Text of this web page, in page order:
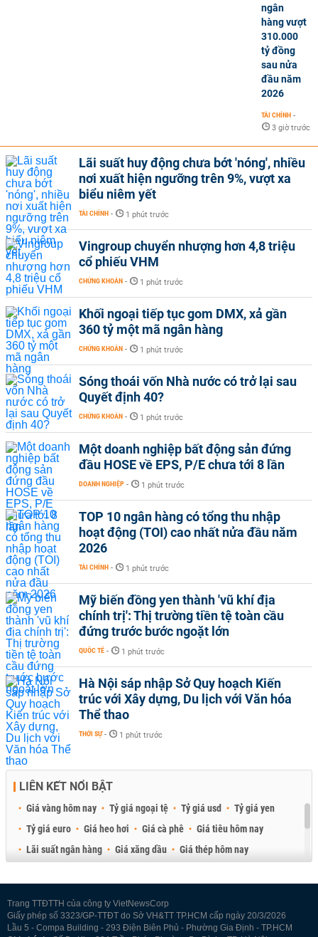
ngân
hàng vượt
310.000
tỷ đồng
sau nửa
đầu năm
2026
TÀI CHÍNH -
3 giờ trước
Lãi suất huy động chưa bớt 'nóng', nhiều
nơi xuất hiện ngưỡng trên 9%, vượt xa
biểu niêm yết
TÀI CHÍNH - 1 phút trước
Vingroup chuyển nhượng hơn 4,8 triệu
cổ phiếu VHM
CHỨNG KHOÁN - 1 phút trước
Khối ngoại tiếp tục gom DMX, xả gần
360 tỷ một mã ngân hàng
CHỨNG KHOÁN - 1 phút trước
Sóng thoái vốn Nhà nước có trở lại sau
Quyết định 40?
CHỨNG KHOÁN - 1 phút trước
Một doanh nghiệp bất động sản đứng
đầu HOSE về EPS, P/E chưa tới 8 lần
DOANH NGHIỆP - 1 phút trước
TOP 10 ngân hàng có tổng thu nhập
hoạt động (TOI) cao nhất nửa đầu năm
2026
TÀI CHÍNH - 1 phút trước
Mỹ biến đồng yen thành 'vũ khí địa
chính trị': Thị trường tiền tệ toàn cầu
đứng trước bước ngoặt lớn
QUỐC TẾ - 1 phút trước
Hà Nội sáp nhập Sở Quy hoạch Kiến
trúc với Xây dựng, Du lịch với Văn hóa
Thể thao
THỜI SỰ - 1 phút trước
LIÊN KẾT NỔI BẬT
Giá vàng hôm nay Tỷ giá ngoại tệ Tỷ giá usd
Tỷ giá yen
Tỷ giá euro
Giá heo hơi Giá cà phê
Giá tiêu hôm nay
Lãi suất ngân hàng
Giá xăng dầu
Giá thép hôm nay
Trang TTĐTTH của công ty VietNewsCorp
Giấy phép số 3323/GP-TTĐT do Sở VH&TT TP.HCM cấp ngày 20/3/2026
Lầu 5 - Compa Building - 293 Điện Biên Phủ - Phường Gia Định - TP.HCM